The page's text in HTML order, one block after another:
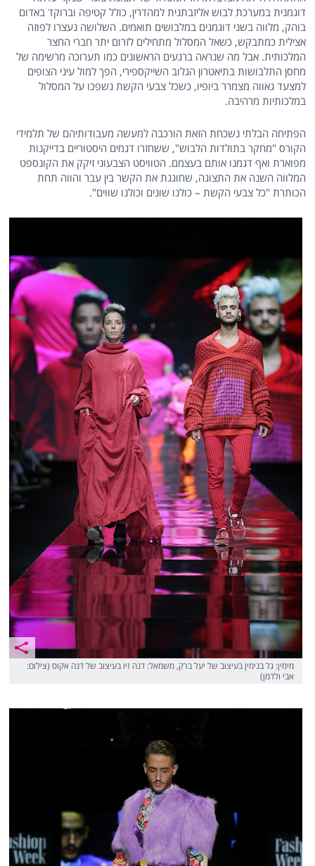
דוגמנית במערכת לבוש אליזבתנית למהדרין, כולל קטיפה וברוקד באדום
בוהק, מלווה בשני דוגמנים במלבושים תואמים. השלושה נעצרו לפוזה
אצילית כמתבקש, כשאל המסלול מתחילים לזרום יתר חברי החצר
המלכותית. אבל מה שנראה ברגעים הראשונים כמו תערוכה מרשימה של
מחסן התלבושות בתיאטרון הגלוב השייקספירי, הפך למול עיני הצופים
למצעד גאווה מצמרר ביופיו, כשכל צבעי הקשת נשפכו על המסלול
במלכותיות מרהיבה.
הפתיחה הבלתי נשכחת הזאת הורכבה למעשה מעבודותיהם של תלמידי
הקורס "מחקר בתולדות הלבוש", ששחזרו דגמים היסטוריים בדייקנות
מפוארת ואף דגמנו אותם בעצמם. הטוויסט הצבעוני זיקק את הקונספט
המלווה השנה את התצוגה, שחוגגת את הקשר בין עבר והווה תחת
הכותרת "כל צבעי הקשת – כולנו שונים וכולנו שווים".
מימין: גל בנימין בעיצוב של יעל ברק, משמאל: דנה זיו בעיצוב של דנה אקוס (צילום:
אבי ולדמן)